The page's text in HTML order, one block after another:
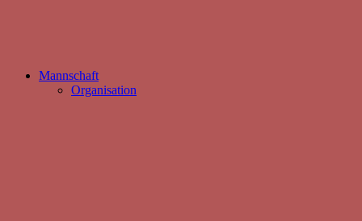
Mannschaft
Organisation